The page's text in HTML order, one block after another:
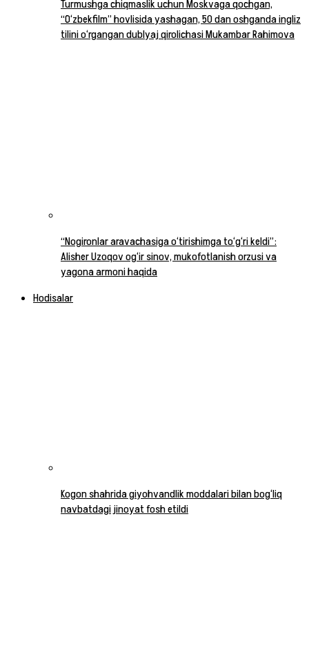
Turmushga chiqmaslik uchun Moskvaga qochgan,
“O‘zbekfilm” hovlisida yashagan, 50 dan oshganda ingliz
tilini o‘rgangan dublyaj qirolichasi Mukambar Rahimova
“Nogironlar aravachasiga o‘tirishimga to‘g‘ri keldi”:
Alisher Uzoqov og‘ir sinov, mukofotlanish orzusi va
yagona armoni haqida
Hodisalar
Kogon shahrida giyohvandlik moddalari bilan bog‘liq
navbatdagi jinoyat fosh etildi